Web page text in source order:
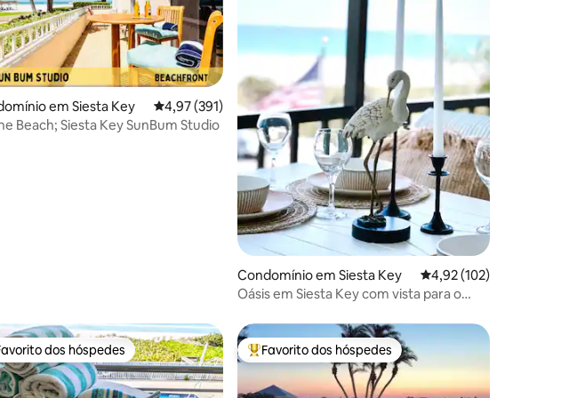
de 4,88 em 5 estrelas, 103avaliações
em Siesta Key Classificação média de 4,97 em 5 estrelas, 391avaliações
4,97 (391)
Beach; Siesta Key SunBum Studio
Condomínio em Siesta Key Classificação média
4,92 (102)
Oásis em Siesta Key com vista para o
dos hóspedes mais apreciados
dos hóspedes Favoritos dos hóspedes mais apreciados
Favorito dos hóspedes